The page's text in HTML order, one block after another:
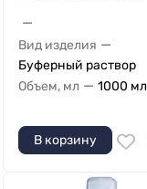
—
Вид изделия —
Буферный раствор
Объем, мл — 1000 мл
В корзину